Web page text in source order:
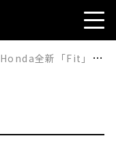
Honda全新「Fit」傳出即將登場，時隔6年迎來大改款！？外觀可能變成更大膽、更前衛的「激進新車頭」？預計2026年夏季進行改款？這款全新小型車引發高度期待